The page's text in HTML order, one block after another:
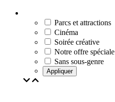
Parcs et attractions
Cinéma
Soirée créative
Notre offre spéciale
Sans sous-genre
Appliquer